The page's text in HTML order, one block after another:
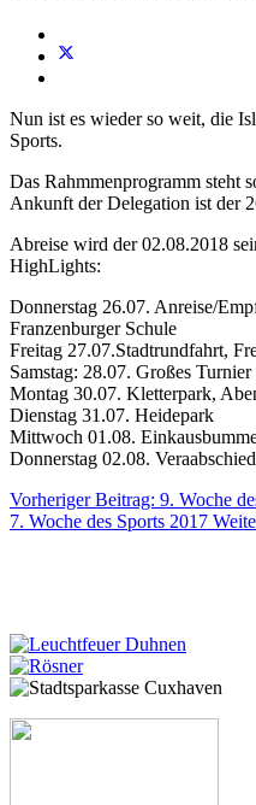
Nun ist es wieder so weit, die
Sports.
Das Rahmmenprogramm steht
Ankunft der Delegation ist der
Abreise wird der 02.08.2018
HighLights:
Donnerstag 26.07. Anreise/
Franzenburger Schule
Freitag 27.07.Stadtrundfahrt,
Samstag: 28.07. Großes
Montag 30.07. Kletterpark,
Dienstag 31.07. Heidepark
Mittwoch 01.08.
Donnerstag 02.08.
Vorheriger Beitrag: 9. Woche
7. Woche des Sports 2017